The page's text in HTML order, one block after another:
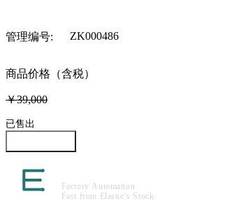
管理编号: ZK000486
商品价格（含税）
￥39,000
已售出